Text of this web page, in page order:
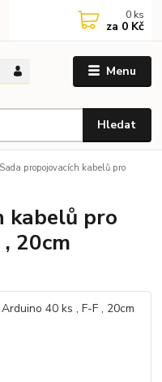
Menu
Hledat
0 ks
za 0 Kč
Sada propojovacích kabelů pro
kabelů pro
20cm